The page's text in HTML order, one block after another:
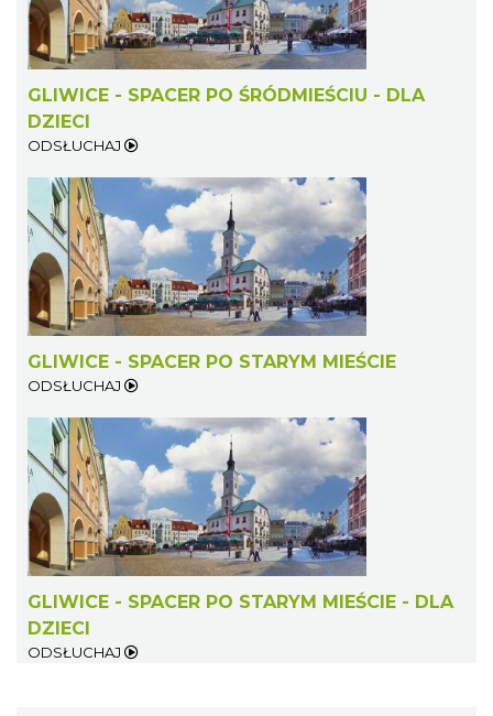
GLIWICE - SPACER PO ŚRÓDMIEŚCIU - DLA
DZIECI
ODSŁUCHAJ
GLIWICE - SPACER PO STARYM MIEŚCIE
ODSŁUCHAJ
GLIWICE - SPACER PO STARYM MIEŚCIE - DLA
DZIECI
ODSŁUCHAJ